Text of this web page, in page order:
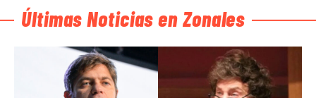
Últimas Noticias en Zonales